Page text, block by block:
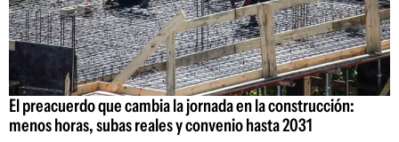
El preacuerdo que cambia la jornada en la construcción:
menos horas, subas reales y convenio hasta 2031